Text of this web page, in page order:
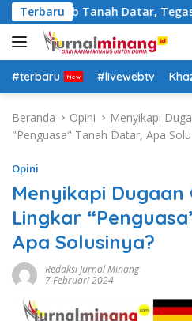
a
g
u
Terbaru
Tanah Datar, Tegaskan
#terbaru #livewebtv
Beranda Opini
Menyikapi
"Penguasa" Tanah Datar, Apa
Opini
Menyikapi Dugaan
Lingkar
Apa Solusinya?
Redaksi Jurnal Minang
7 Februari 2024